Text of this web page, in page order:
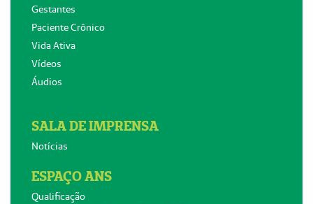
Gestantes
Paciente Crônico
Vida Ativa
Vídeos
Áudios
SALA DE IMPRENSA
Notícias
ESPAÇO ANS
Qualificação